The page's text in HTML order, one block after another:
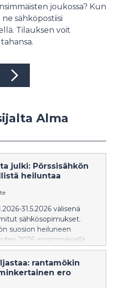
joukossa? Kun
sähköpostiisi
Tilauksen voit
Alma
julki: Pörssisähkön
heiluntaa
31.5.2026 välisenä
sähkösopimukset.
suosion heiluneen
2026 ensimmäisellä
rantamökin
ero